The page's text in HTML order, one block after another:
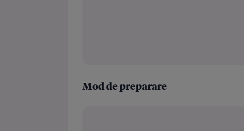
Mod de preparare